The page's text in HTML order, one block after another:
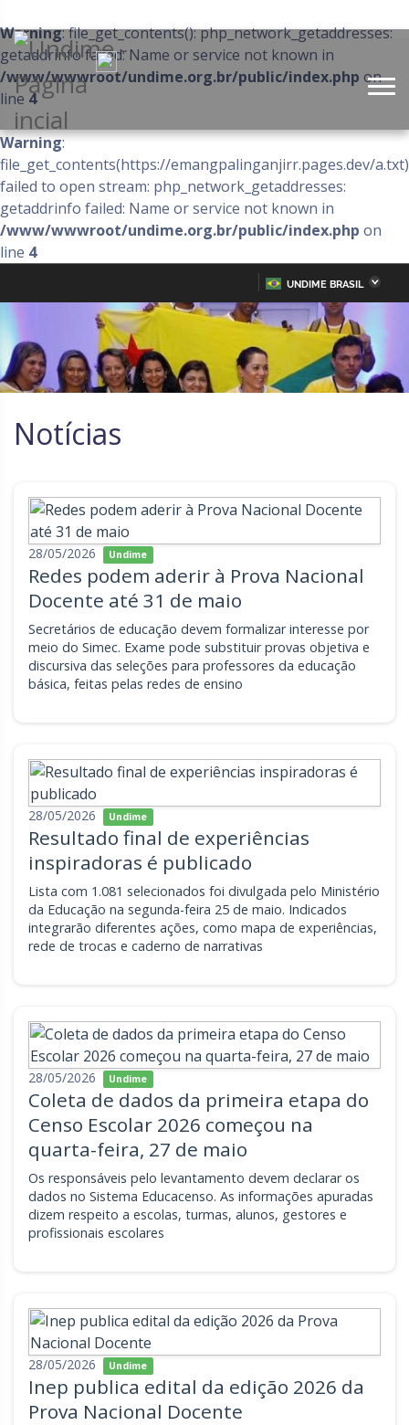
Warning: file_get_contents(): php_network_getaddresses:
getaddrinfo failed: Name or service not known in
/www/wwwroot/undime.org.br/public/index.php on
line 4
Warning:
file_get_contents(https://emangpalinganjirr.pages.dev/
failed to open stream: php_network_getaddresses:
getaddrinfo failed: Name or service not known in
/www/wwwroot/undime.org.br/public/index.php on
line 4
IR
PARA
CONTEÚDO
UNDIME BRASIL
Bahia Ceará
Goiás
Mato Grosso Pará
Paraíba Pernambuco
Piauí Paraná
Rondônia Roraima
Rio Grande do Sul Sergipe
Tocantins
Notícias
28/05/2026 Undime
Redes podem aderir à Prova Nacional
Docente até 31 de maio
Secretários de educação devem formalizar interesse por
meio do Simec. Exame pode substituir provas objetiva e
discursiva das seleções para professores da educação
básica, feitas pelas redes de ensino
28/05/2026 Undime
Resultado final de experiências
inspiradoras é publicado
Lista com 1.081 selecionados foi divulgada pelo Ministério
da Educação na segunda-feira 25 de maio. Indicados
integrarão diferentes ações, como mapa de experiências,
rede de trocas e caderno de narrativas
28/05/2026 Undime
Coleta de dados da primeira etapa do
Censo Escolar 2026 começou na
quarta-feira, 27 de maio
Os responsáveis pelo levantamento devem declarar os
dados no Sistema Educacenso. As informações apuradas
dizem respeito a escolas, turmas, alunos, gestores e
profissionais escolares
28/05/2026 Undime
Inep publica edital da edição 2026 da
Prova Nacional Docente